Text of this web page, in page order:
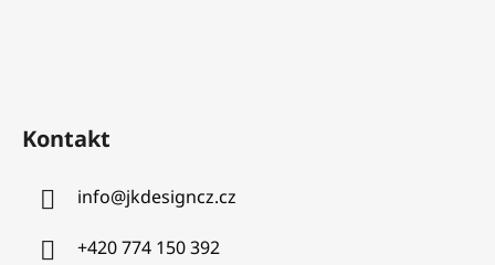
Kontakt
info@jkdesigncz.cz
+420 774 150 392